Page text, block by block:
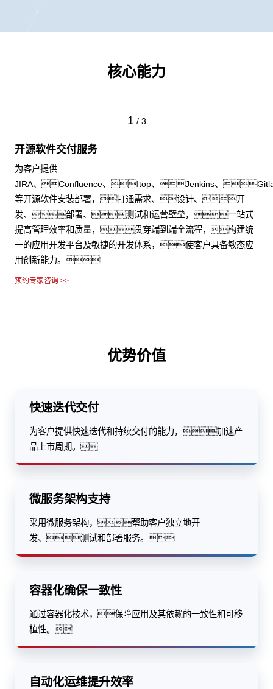
核心能力
1 / 3
开源软件交付服务
为客户提供
JIRA、Confluence、Itop、Jenkins、
等开源软件安装部署，打通需求、设计、开
发、部署、测试和运营壁垒，一站式
提高管理效率和质量，贯穿端到端全流程，构建统
一的应用开发平台及敏捷的开发体系，使客户具备敏态应
用创新能力。
预约专家咨询 >>
优势价值
快速迭代交付
为客户提供快速迭代和持续交付的能力，加速产
品上市周期。
微服务架构支持
采用微服务架构，帮助客户独立地开
发、测试和部署服务。
容器化确保一致性
通过容器化技术，保障应用及其依赖的一致性和可移
植性。
自动化运维提升效率